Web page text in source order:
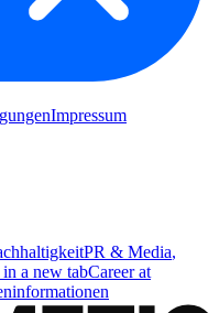
Impressum
PR & Media,
in a new tabCareer at